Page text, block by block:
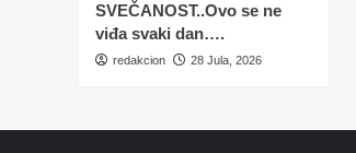
SVEČANOST..Ovo se ne
viđa svaki dan….
redakcion 28 Jula, 2026